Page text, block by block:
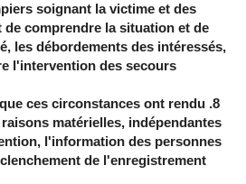
soignant la victime et des
comprendre la situation et de
les débordements des intéressés,
l'intervention des secours.
que ces circonstances ont rendu
matérielles, indépendantes
l'information des personnes
de l'enregistrement.